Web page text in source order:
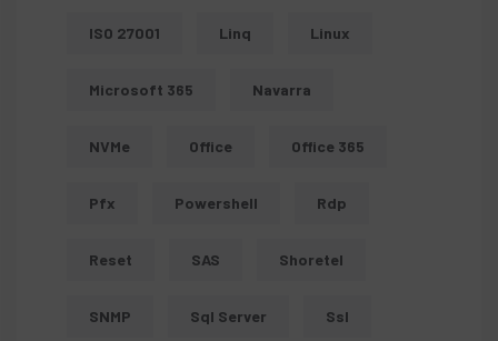
ISO 27001 Linq Linux
Microsoft 365 Navarra
NVMe Office Office 365
Pfx Powershell Rdp
Reset SAS Shoretel
SNMP Sql Server Ssl